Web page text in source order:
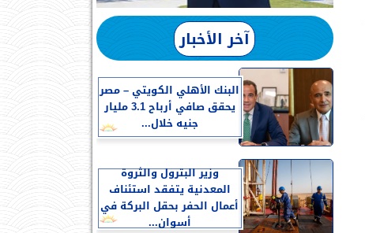
آخر الأخبار
البنك الأهلي الكويتي – مصر
يحقق صافي أرباح 3.1 مليار
جنيه خلال...
وزير البترول والثروة
المعدنية يتفقد استئناف
أعمال الحفر بحقل البركة في
أسوان...